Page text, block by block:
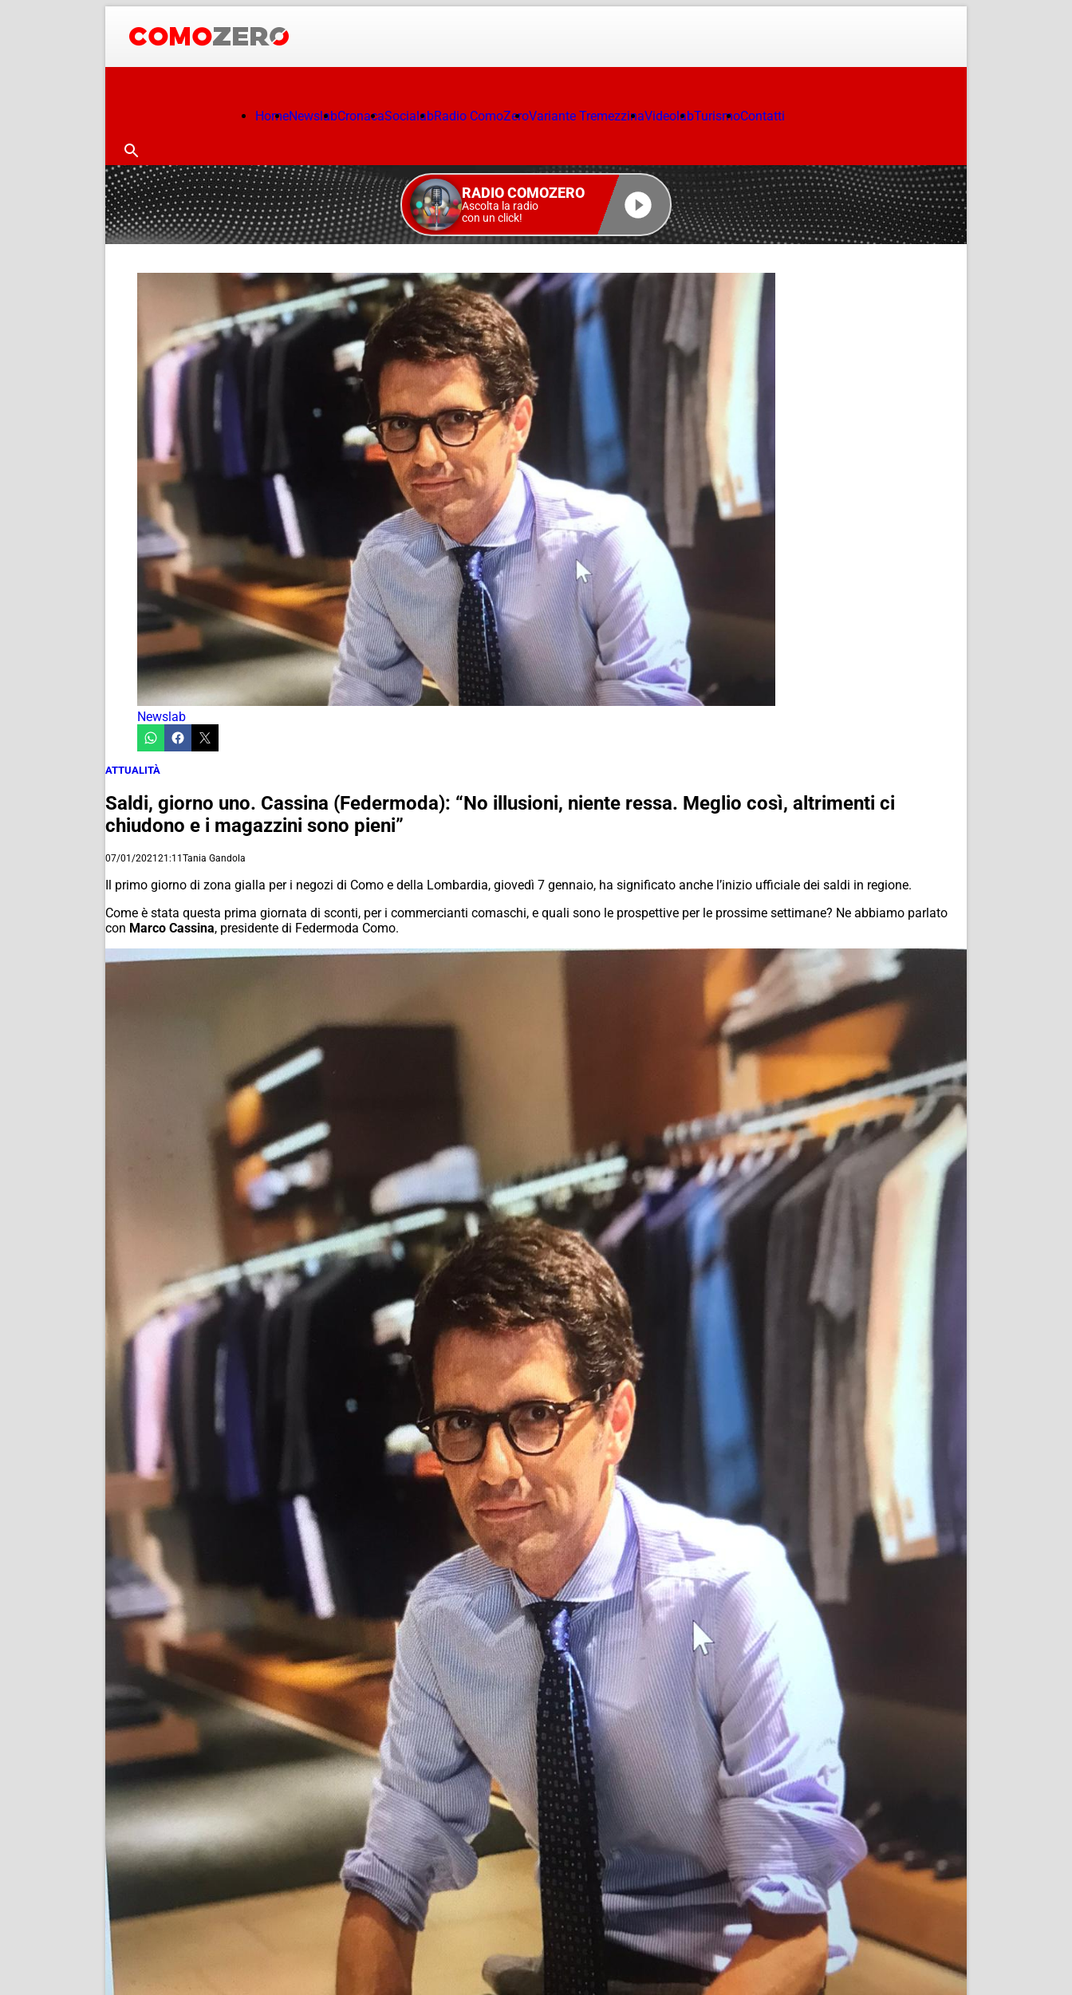
HomeNewslabCronacaSocialabRadio ComoZeroVariante TremezzinaVideolabTurismoContatti
RADIO COMOZERO
Ascolta la radio
con un click!
Newslab
ATTUALITÀ
Saldi, giorno uno. Cassina (Federmoda): “No illusioni, niente ressa. Meglio così, altrimenti ci
chiudono e i magazzini sono pieni”
07/01/202121:11Tania Gandola
Il primo giorno di zona gialla per i negozi di Como e della Lombardia, giovedì 7 gennaio, ha significato anche l’inizio ufficiale dei saldi in regione.
Come è stata questa prima giornata di sconti, per i commercianti comaschi, e quali sono le prospettive per le prossime settimane? Ne abbiamo parlato
con Marco Cassina, presidente di Federmoda Como.